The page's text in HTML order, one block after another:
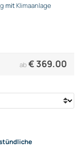
mit Klimaanlage
ab € 369.00